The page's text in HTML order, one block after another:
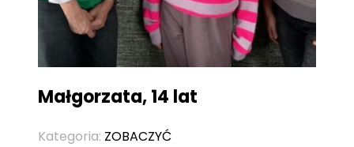
Małgorzata, 14 lat
Kategoria: ZOBACZYĆ